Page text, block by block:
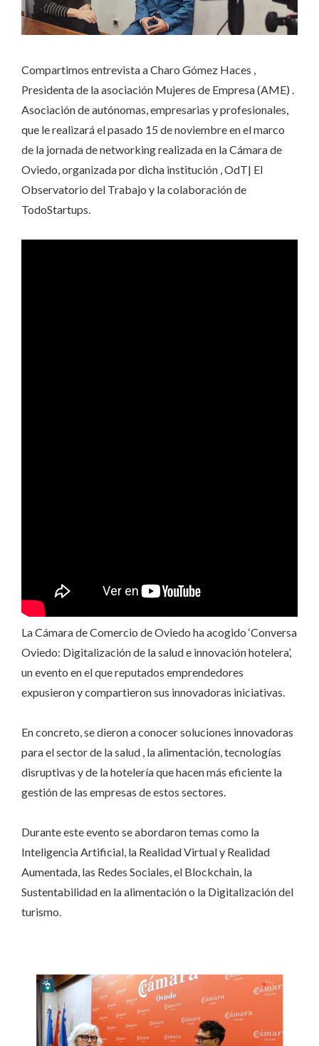
Compartimos entrevista a Charo Gómez Haces ,
Presidenta de la asociación Mujeres de Empresa (AME) .
Asociación de autónomas, empresarias y profesionales,
que le realizará el pasado 15 de noviembre en el marco
de la jornada de networking realizada en la Cámara de
Oviedo, organizada por dicha institución , OdT| El
Observatorio del Trabajo y la colaboración de
TodoStartups.
La Cámara de Comercio de Oviedo ha acogido ‘Conversa
Oviedo: Digitalización de la salud e innovación hotelera’,
un evento en el que reputados emprendedores
expusieron y compartieron sus innovadoras iniciativas.
En concreto, se dieron a conocer soluciones innovadoras
para el sector de la salud , la alimentación, tecnologías
disruptivas y de la hotelería que hacen más eficiente la
gestión de las empresas de estos sectores.
Durante este evento se abordaron temas como la
Inteligencia Artificial, la Realidad Virtual y Realidad
Aumentada, las Redes Sociales, el Blockchain, la
Sustentabilidad en la alimentación o la Digitalización del
turismo.